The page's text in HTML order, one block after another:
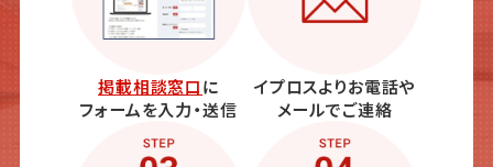
掲載相談窓口に
フォームを入力・送信
イプロスよりお電話や
メールでご連絡